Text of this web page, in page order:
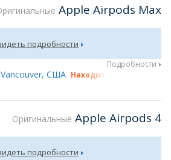
Apple Airpods Max
подробности
Подробности
США Находится на gsmX
Оригинальные Apple Airpods 4
подробности